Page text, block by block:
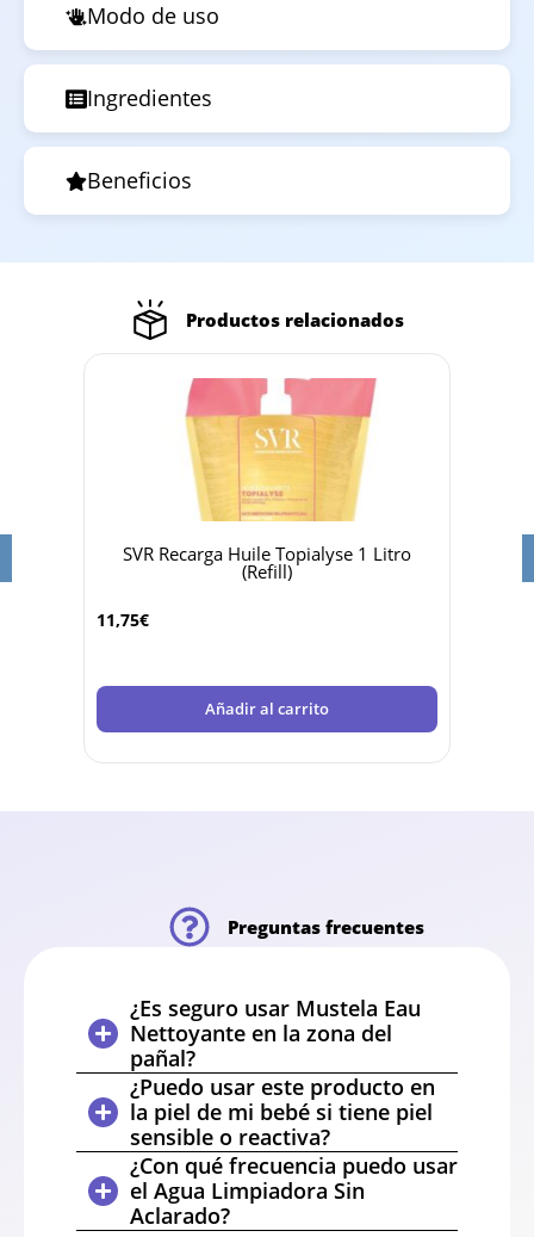
Modo de uso
Ingredientes
Beneficios
Productos relacionados
SVR Recarga Huile Topialyse 1 Litro
(Refill)
11,75€
Añadir al carrito
Preguntas frecuentes
¿Es seguro usar Mustela Eau
Nettoyante en la zona del
pañal?
¿Puedo usar este producto en
la piel de mi bebé si tiene piel
sensible o reactiva?
¿Con qué frecuencia puedo usar
el Agua Limpiadora Sin
Aclarado?